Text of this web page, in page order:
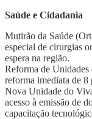
Saúde e Cidadania
Mutirão da Saúde
especial de cirurgias
espera na região.
​Reforma de Unidades
reforma imediata de 8
​Nova Unidade do
acesso à emissão de
capacitação